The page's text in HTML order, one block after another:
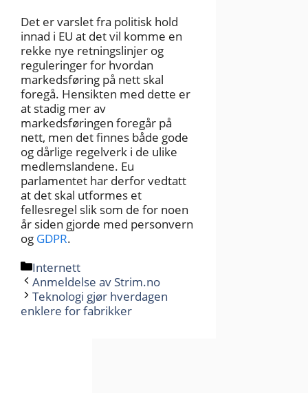
Det er varslet fra politisk hold
innad i EU at det vil komme en
rekke nye retningslinjer og
reguleringer for hvordan
markedsføring på nett skal
foregå. Hensikten med dette er
at stadig mer av
markedsføringen foregår på
nett, men det finnes både gode
og dårlige regelverk i de ulike
medlemslandene. Eu
parlamentet har derfor vedtatt
at det skal utformes et
fellesregel slik som de for noen
år siden gjorde med personvern
og GDPR.
Kategorier
Internett
Anmeldelse av Strim.no
Teknologi gjør hverdagen
enklere for fabrikker